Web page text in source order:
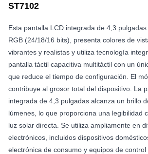
ST7102
Esta pantalla LCD integrada de 4,3
RGB (24/18/16 bits), presenta colores de
vibrantes y realistas y utiliza tecnología
pantalla táctil capacitiva multitáctil con un
que reduce el tiempo de configuración. El
contribuye al grosor total del dispositivo. La
integrada de 4,3 pulgadas alcanza un brillo
lúmenes, lo que proporciona una legibilidad
luz solar directa. Se utiliza ampliamente en
electrónicos, incluidos dispositivos
electrónica de consumo y equipos de control